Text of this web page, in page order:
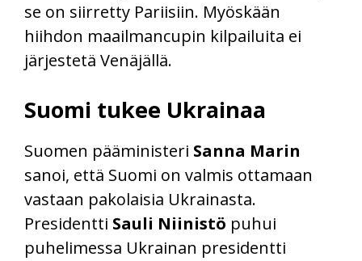
se on siirretty Pariisiin. Myöskään
hiihdon maailmancupin kilpailuita ei
järjestetä Venäjällä.
Suomi tukee Ukrainaa
Suomen pääministeri Sanna Marin
sanoi, että Suomi on valmis ottamaan
vastaan pakolaisia Ukrainasta.
Presidentti Sauli Niinistö puhui
puhelimessa Ukrainan presidentti